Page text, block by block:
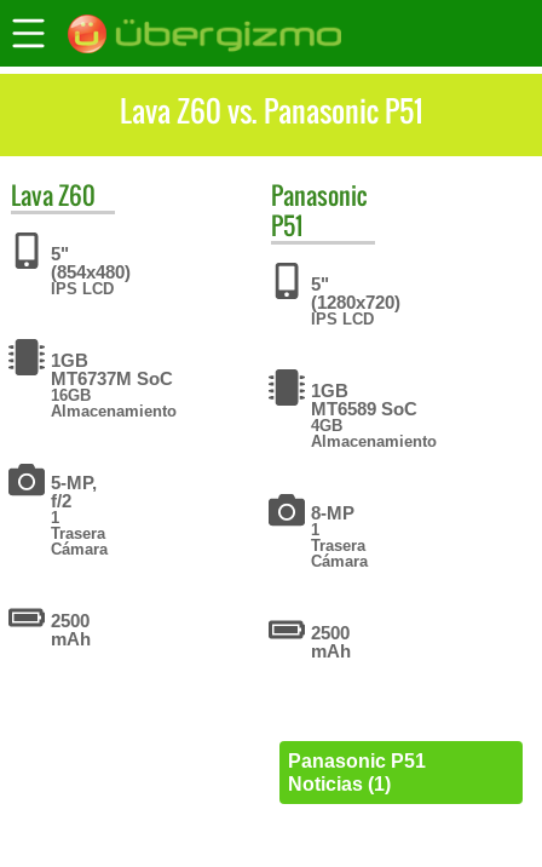
Lava Z60 vs. Panasonic P51
LavaZ60
5"
(854x480)
IPS LCD
1GB
MT6737M SoC
16GB
Almacenamiento
5-MP,
f/2
1
Trasera
Cámara
2500
mAh
Panasonic
P51
5"
(1280x720)
IPS LCD
1GB
MT6589 SoC
4GB
Almacenamiento
8-MP
1
Trasera
Cámara
2500
mAh
Panasonic P51
Noticias (1)